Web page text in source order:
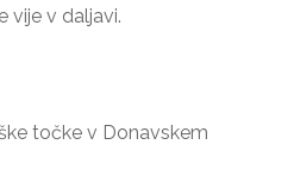
vije v daljavi.
točke v Donavskem